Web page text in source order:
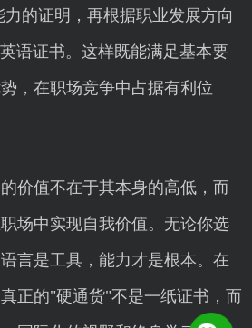
的证明，再根据职业发展方向
语证书。这样既能满足基本要
，在职场竞争中占据有利位
价值不在于其本身的高低，而
场中实现自我价值。无论你选
言是工具，能力才是根本。在
正的"硬通货"不是一纸证书，而